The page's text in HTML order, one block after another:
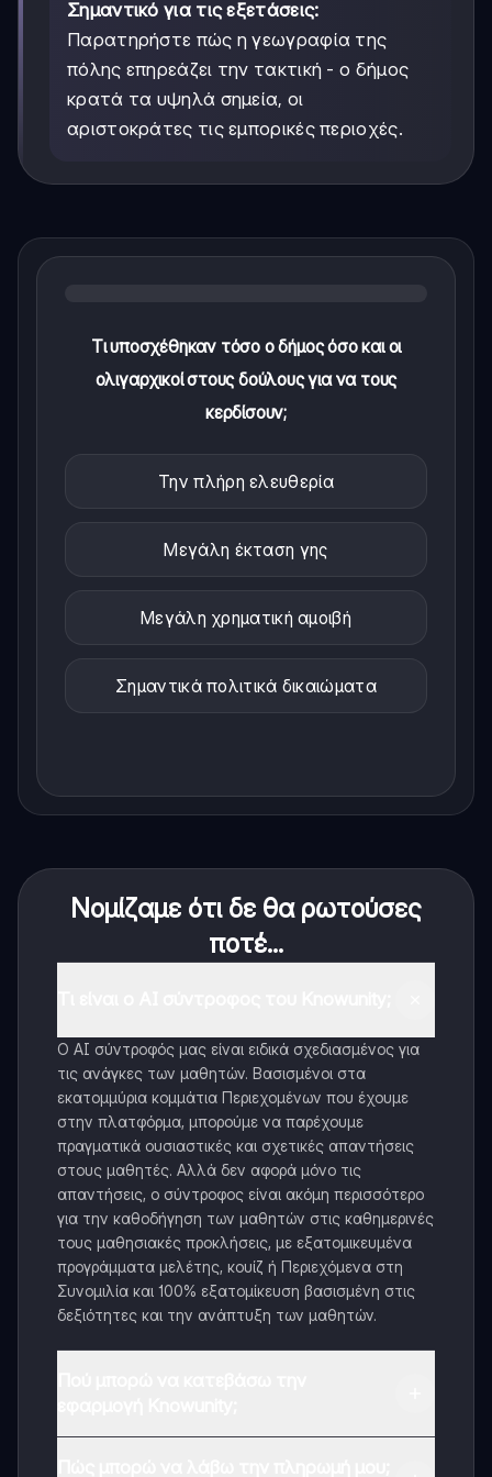
Σημαντικό για τις εξετάσεις:
Παρατηρήστε πώς η γεωγραφία της
πόλης επηρεάζει την τακτική - ο δήμος
κρατά τα υψηλά σημεία, οι
αριστοκράτες τις εμπορικές περιοχές.
Τι υποσχέθηκαν τόσο ο δήμος όσο και οι
ολιγαρχικοί στους δούλους για να τους
κερδίσουν;
Την πλήρη ελευθερία
Μεγάλη έκταση γης
Μεγάλη χρηματική αμοιβή
Σημαντικά πολιτικά δικαιώματα
Νομίζαμε ότι δε θα ρωτούσες
ποτέ...
Ο AI σύντροφός μας είναι ειδικά σχεδιασμένος για
τις ανάγκες των μαθητών. Βασισμένοι στα
εκατομμύρια κομμάτια Περιεχομένων που έχουμε
στην πλατφόρμα, μπορούμε να παρέχουμε
πραγματικά ουσιαστικές και σχετικές απαντήσεις
στους μαθητές. Αλλά δεν αφορά μόνο τις
απαντήσεις, ο σύντροφος είναι ακόμη περισσότερο
για την καθοδήγηση των μαθητών στις καθημερινές
τους μαθησιακές προκλήσεις, με εξατομικευμένα
προγράμματα μελέτης, κουίζ ή Περιεχόμενα στη
Συνομιλία και 100% εξατομίκευση βασισμένη στις
δεξιότητες και την ανάπτυξη των μαθητών.